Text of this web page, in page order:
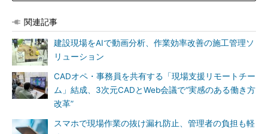
関連記事
建設現場をAIで動画分析、作業効率改善の施工管理ソ
リューション
CADオペ・事務員を共有する「現場支援リモートチー
ム」結成、3次元CADとWeb会議で“実感のある働き方
改革”
スマホで現場作業の抜け漏れ防止、管理者の負担も軽